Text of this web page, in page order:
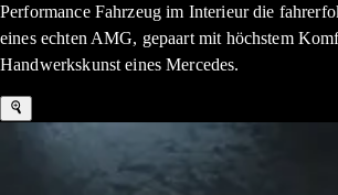
Performance Fahrzeug im Interieur die
eines echten AMG, gepaart mit höchstem
Handwerkskunst eines Mercedes.